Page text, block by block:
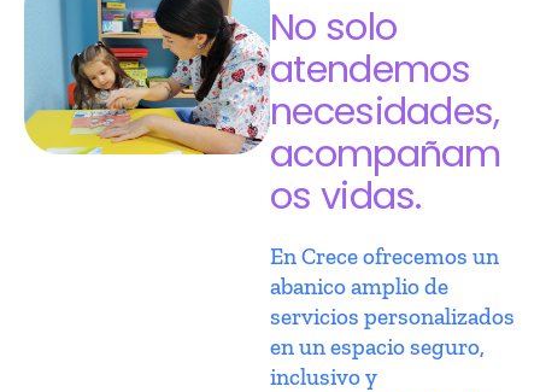
No solo
atendemos
necesidades,
acompañam
os vidas.
En Crece ofrecemos un
abanico amplio de
servicios personalizados
en un espacio seguro,
inclusivo y